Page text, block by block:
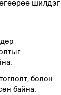
шилдэг
болон
байна.